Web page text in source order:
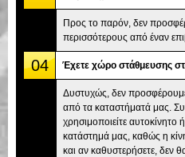
Προς το παρόν, δεν
περισσότερους από έναν
04 Έχετε χώρο στάθμευσης
Δυστυχώς, δεν
από τα καταστήματά μας.
χρησιμοποιείτε αυτοκίνητο
κατάστημά μας, καθώς η
και αν καθυστερήσετε, δεν